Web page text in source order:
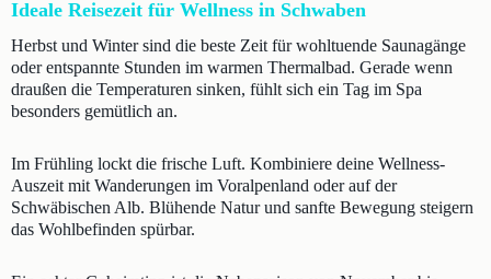
Ideale Reisezeit für Wellness in Schwaben
Herbst und Winter sind die beste Zeit für wohltuende Saunagänge
oder entspannte Stunden im warmen Thermalbad. Gerade wenn
draußen die Temperaturen sinken, fühlt sich ein Tag im Spa
besonders gemütlich an.
Im Frühling lockt die frische Luft. Kombiniere deine Wellness-
Auszeit mit Wanderungen im Voralpenland oder auf der
Schwäbischen Alb. Blühende Natur und sanfte Bewegung steigern
das Wohlbefinden spürbar.